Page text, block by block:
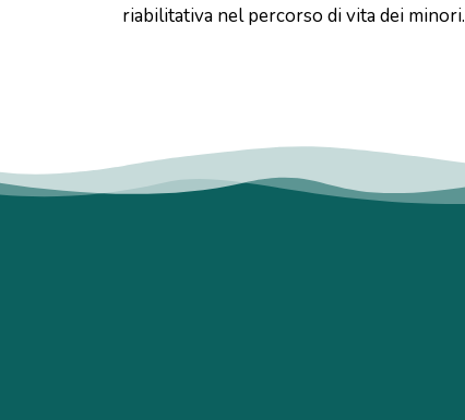
riabilitativa nel percorso di vita dei minori.